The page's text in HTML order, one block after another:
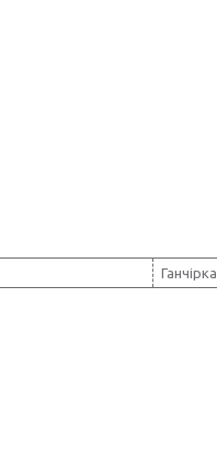
Ганчірка